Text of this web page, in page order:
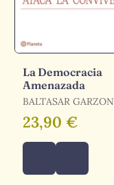
La Democracia
Amenazada
BALTASAR GARZON
23,90 €